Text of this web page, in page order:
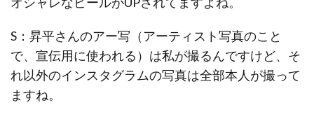
S：昇平さんのアー写（アーティスト写真のこと
で、宣伝用に使われる）は私が撮るんですけど、そ
れ以外のインスタグラムの写真は全部本人が撮って
ますね。